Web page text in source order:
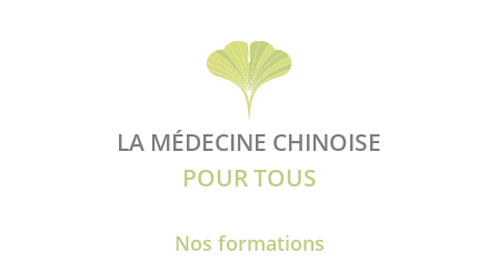
LA MÉDECINE CHINOISE
POUR TOUS
Nos formations